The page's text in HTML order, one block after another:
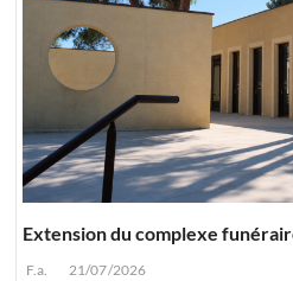
Extension du complexe
F.a. 21/07/2026